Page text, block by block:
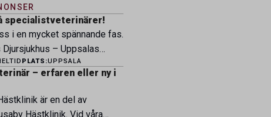
specialistveterinärer!
i en mycket spännande fas.
Djursjukhus – Uppsalas
– expanderar nu sin
och söker
med
som vill vara med
PLATS:UPPSALA
– erfaren eller ny i
är en del av
Hästklinik. Vid våra